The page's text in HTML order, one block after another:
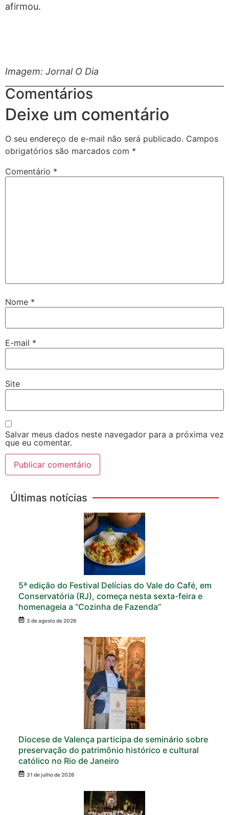
afirmou.
Imagem: Jornal O Dia
Comentários
Deixe um comentário
O seu endereço de e-mail não será publicado. Campos
obrigatórios são marcados com *
Comentário *
Nome *
E-mail *
Site
Salvar meus dados neste navegador para a próxima vez
que eu comentar.
Últimas notícias
5ª edição do Festival Delícias do Vale do Café, em
Conservatória (RJ), começa nesta sexta-feira e
homenageia a “Cozinha de Fazenda”
3 de agosto de 2026
Diocese de Valença participa de seminário sobre
preservação do patrimônio histórico e cultural
católico no Rio de Janeiro
31 de julho de 2026